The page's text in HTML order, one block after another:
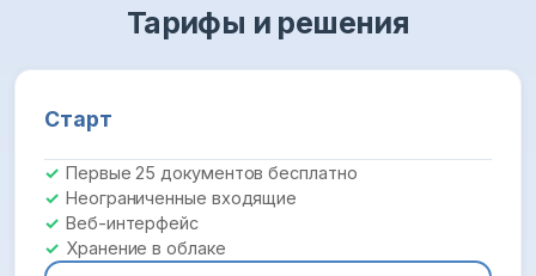
Тарифы и решения
Старт
Первые 25 документов бесплатно
Неограниченные входящие
Веб-интерфейс
Хранение в облаке